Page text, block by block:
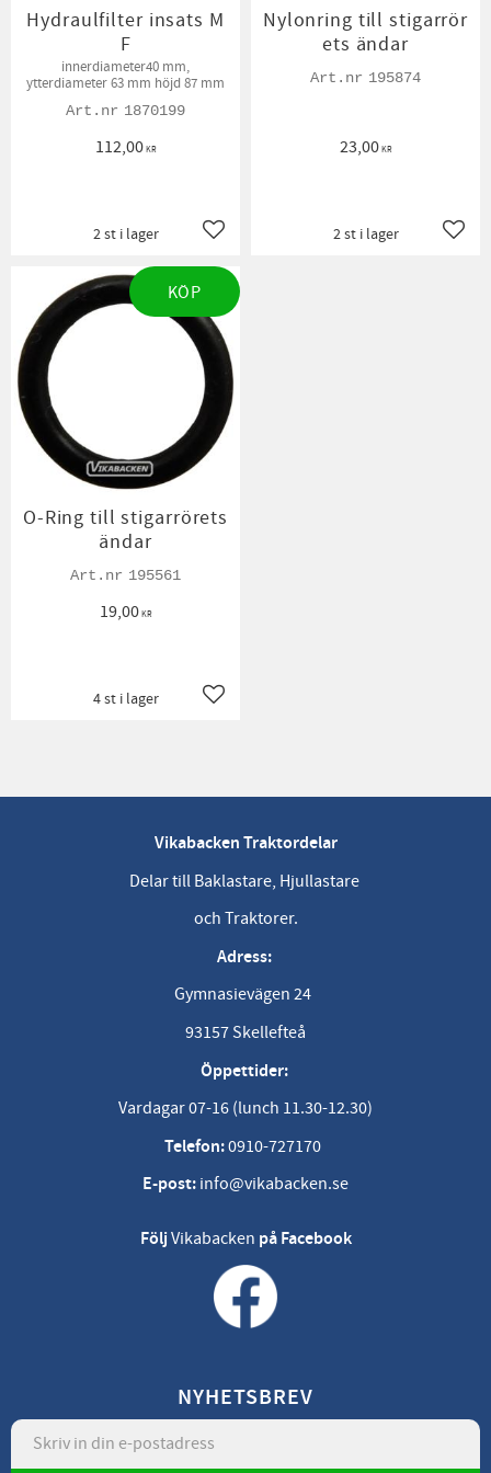
Hydraulfilter insats M
F
innerdiameter40 mm,
ytterdiameter 63 mm höjd 87 mm
1870199
112,00KR
Lägg till i favoriter
2 st i lager
Nylonring till stigarrör
ets ändar
195874
23,00KR
2 st i lager
O-Ring till stigarrörets
ändar
195561
19,00KR
Lägg till i favoriter
4 st i lager
KÖP
Vikabacken Traktordelar
Delar till Baklastare, Hjullastare
och Traktorer.
Adress:
Gymnasievägen 24
93157 Skellefteå
Öppettider:
Vardagar 07-16 (lunch 11.30-12.30)
Telefon:0910-727170
E-post: info@vikabacken.se
FöljVikabacken på Facebook
NYHETSBREV